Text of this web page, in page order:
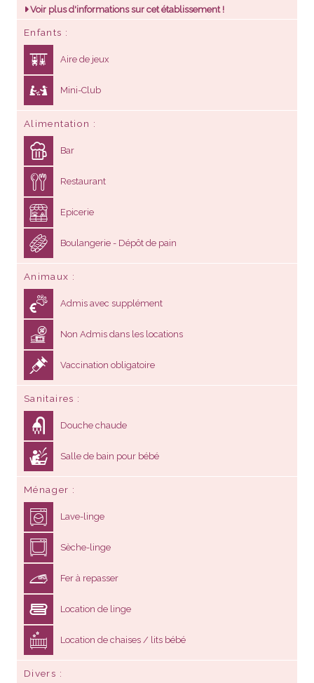
Voir plus d'informations sur cet établissement !
Enfants
Aire de jeux
Mini-Club
Alimentation
Bar
Restaurant
Epicerie
Boulangerie - Dépôt de pain
Animaux
Admis avec supplément
Non Admis dans les locations
Vaccination obligatoire
Sanitaires
Douche chaude
Salle de bain pour bébé
Ménager
Lave-linge
Sèche-linge
Fer à repasser
Location de linge
Location de chaises / lits bébé
Divers